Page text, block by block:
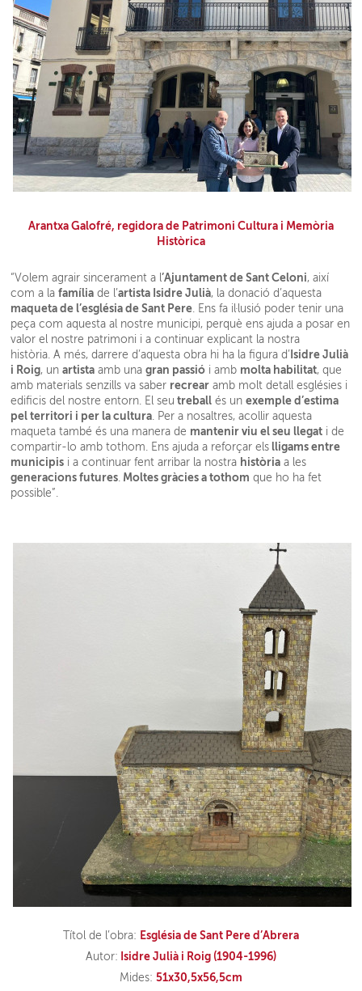
Arantxa Galofré, regidora de Patrimoni Cultura i Memòria
Històrica
“Volem agrair sincerament a l’Ajuntament de Sant Celoni, així
com a lafamília de l’artista Isidre Julià, la donació d’aquesta
maqueta de l’església de Sant Pere. Ens fa il·lusió poder tenir una
peça com aquesta al nostre municipi, perquè ens ajuda a posar en
valor el nostre patrimoni i a continuar explicant la nostra
història. A més, darrere d’aquesta obra hi ha la figura d’ Isidre Julià
i Roig, unartista amb unagran passió i amb molta habilitat, que
amb materials senzills va saber recrear amb molt detall esglésies i
edificis del nostre entorn. El seu treball és unexemple d’estima
pel territori i per la cultura. Per a nosaltres, acollir aquesta
maqueta també és una manera de mantenir viu el seu llegat i de
compartir-lo amb tothom. Ens ajuda a reforçar els lligams entre
municipis i a continuar fent arribar la nostra història a les
generacions futures. Moltes gràcies a tothom que ho ha fet
possible”.
Títol de l’obra: Església de Sant Pere d’Abrera
Autor: Isidre Julià i Roig (1904-1996)
Mides: 51x30,5x56,5cm